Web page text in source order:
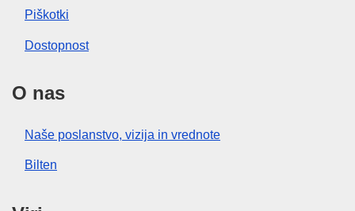
Piškotki
Dostopnost
O nas
Naše poslanstvo, vizija in vrednote
Bilten